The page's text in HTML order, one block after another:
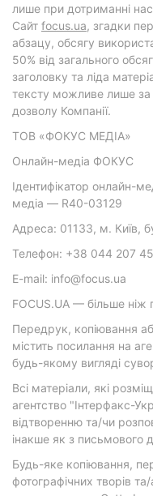
лише при дотриманні
Cайт focus.ua, згадки
абзацу, обсягу
50% від загального
заголовку та ліда
тексту можливе лише
дозволу Компанії.
ТОВ «ФОКУС МЕДІА»
Онлайн-медіа ФОКУС
Ідентифікатор онлайн-
медіа — R40-03129
Адреса: 01133, м. Київ,
Телефон: +38 044 207
E-mail: info@focus.ua
FOCUS.UA — більше ніж
Передрук, копіювання
містить посилання на
будь-якому вигляді
Всі матеріали, які
агентство "Інтерфакс-
відтворенню та/чи
інакше як з письмового
Будь-яке копіювання,
фотографічних творів